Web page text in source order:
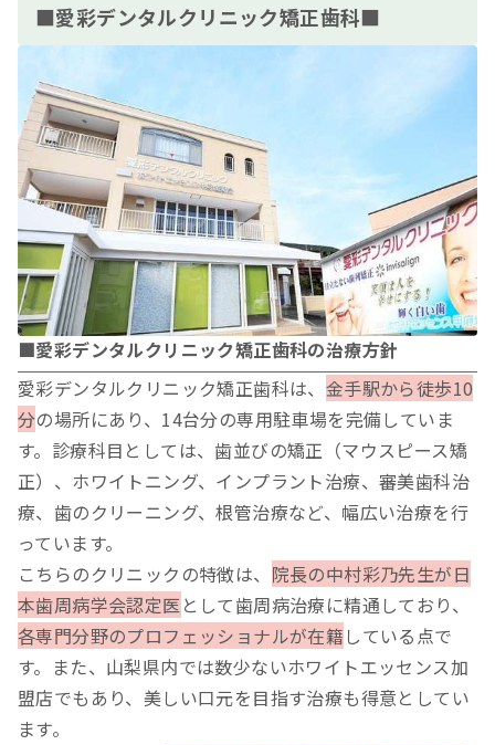
■愛彩デンタルクリニック矯正歯科■
■愛彩デンタルクリニック矯正歯科の治療方針
愛彩デンタルクリニック矯正歯科は、 金手駅から徒歩10
分の場所にあり、14台分の専用駐車場を完備していま
す。診療科目としては、歯並びの矯正（マウスピース矯
正）、ホワイトニング、インプラント治療、審美歯科治
療、歯のクリーニング、根管治療など、幅広い治療を行
っています。
こちらのクリニックの特徴は、 院長の中村彩乃先生が日
本歯周病学会認定医として歯周病治療に精通しており、
各専門分野のプロフェッショナルが在籍 している点で
す。また、山梨県内では数少ないホワイトエッセンス加
盟店でもあり、美しい口元を目指す治療も得意としてい
ます。